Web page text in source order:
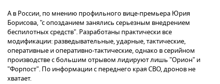
А в России, по мнению профильного вице-премьера Юрия
Борисова, "с опозданием занялись серьезным внедрением
беспилотных средств". Разработаны практически все
модификации: разведывательные, ударные, тактические,
оперативные и оперативно-тактические, однако в серийном
производстве с большим отрывом лидируют лишь "Орион" и
"Форпост". По информации с переднего края СВО, дронов не
хватает.